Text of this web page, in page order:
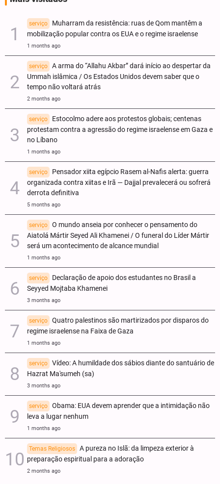
serviço
Muharram da resistência: ruas de Qom mantêm a
mobilização popular contra os EUA e o regime israelense
1 months ago
serviço
A arma do “Allahu Akbar” dará início ao despertar da
Ummah islâmica / Os Estados Unidos devem saber que o
tempo não voltará atrás
2 months ago
serviço
Estocolmo adere aos protestos globais; centenas
protestam contra a agressão do regime israelense em Gaza e
no Líbano
1 months ago
serviço
Pensador xiita egípcio Rasem al-Nafis alerta: guerra
organizada contra xiitas e Irã — Dajjal prevalecerá ou sofrerá
derrota definitiva
5 months ago
serviço
O mundo anseia por conhecer o pensamento do
Aiatolá Mártir Seyed Ali Khamenei / O funeral do Líder Mártir
será um acontecimento de alcance mundial
1 months ago
serviço
Declaração de apoio dos estudantes no Brasil a
Seyyed Mojtaba Khamenei
3 months ago
serviço
Quatro palestinos são martirizados por disparos do
regime israelense na Faixa de Gaza
1 months ago
serviço
Vídeo: A humildade dos sábios diante do santuário de
Hazrat Ma'sumeh (sa)
3 months ago
serviço
Obama: EUA devem aprender que a intimidação não
leva a lugar nenhum
1 months ago
Temas Religiosos
A pureza no Islã: da limpeza exterior à
preparação espiritual para a adoração
2 months ago